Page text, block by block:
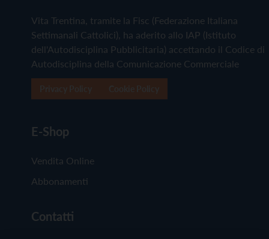
Vita Trentina, tramite la Fisc (Federazione Italiana
Settimanali Cattolici), ha aderito allo IAP (Istituto
dell'Autodisciplina Pubblicitaria) accettando il Codice di
Autodisciplina della Comunicazione Commerciale
E-Shop
Vendita Online
Abbonamenti
Contatti